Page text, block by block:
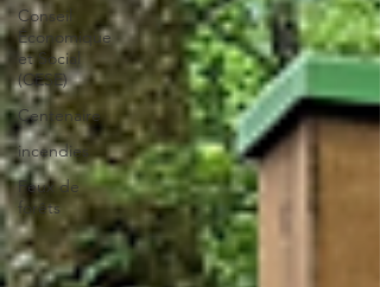
Conseil
Économique
et Social
(CESE)
Centenaire
incendies
Feux de
forêts